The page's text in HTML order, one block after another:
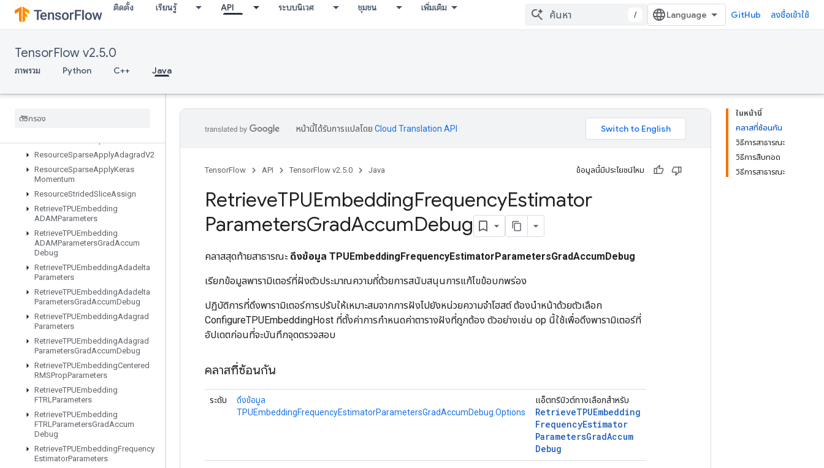
ติดตั้ง เรียนรู้ API ระบบนิเวศ ชุมชน เพิ่มเติม
/ GitHub ลงชื่อเข้าใช้
TensorFlow v2.5.0
ภาพรวม Python C++ Java
ResourceScatterMax
ResourceScatterMin
ResourceScatterNdAdd
ResourceScatterNdMax
ResourceScatterNdSub
ResourceSparseApplyAdagradV2
ResourceSparseApplyKeras
Momentum
ResourceStridedSliceAssign
RetrieveTPUEmbedding
ADAMParameters
RetrieveTPUEmbedding
ADAMParametersGradAccum
Debug
RetrieveTPUEmbeddingAdadelta
Parameters
RetrieveTPUEmbeddingAdadelta
ParametersGradAccumDebug
RetrieveTPUEmbeddingAdagrad
Parameters
RetrieveTPUEmbeddingAdagrad
ParametersGradAccumDebug
RetrieveTPUEmbeddingCentered
RMSPropParameters
RetrieveTPUEmbedding
FTRLParameters
RetrieveTPUEmbedding
FTRLParametersGradAccum
Debug
RetrieveTPUEmbeddingFrequency
EstimatorParameters
ในหน้านี้
คลาสที่ซ้อนกัน
วิธีการสาธารณะ
วิธีการสืบทอด
วิธีการสาธารณะ
หน้านี้ได้รับการแปลโดย Cloud Translation API
TensorFlow API TensorFlow v2.5.0 Java ข้อมูลนี้มีประโยชน์ไหม
RetrieveTPUEmbeddingFrequencyEstimator
ParametersGradAccumDebug
คลาสสุดท้ายสาธารณะ ดึงข้อมูล TPUEmbeddingFrequencyEstimatorParametersGradAccumDebug
เรียกข้อมูลพารามิเตอร์ที่ฝังตัวประมาณความถี่ด้วยการสนับสนุนการแก้ไขข้อบกพร่อง
ปฏิบัติการที่ดึงพารามิเตอร์การปรับให้เหมาะสมจากการฝังไปยังหน่วยความจำโฮสต์ ต้องนำหน้าด้วยตัวเลือก
ConfigureTPUEmbeddingHost ที่ตั้งค่าการกำหนดค่าตารางฝังที่ถูกต้อง ตัวอย่างเช่น op นี้ใช้เพื่อดึงพารามิเตอร์ที่
อัปเดตก่อนที่จะบันทึกจุดตรวจสอบ
คลาสที่ซ้อนกัน
ระดับ
ดึงข้อมูล
TPUEmbeddingFrequencyEstimatorParametersGradAccumDebug.Options
แอ็ตทริบิวต์ทางเลือกสำหรับ
RetrieveTPUEmbedding
FrequencyEstimator
ParametersGradAccum
Debug